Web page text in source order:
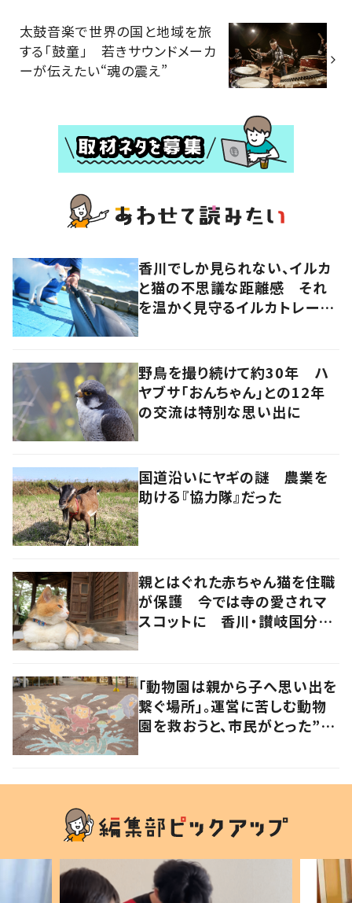
太鼓音楽で世界の国と地域を旅
する「鼓童」 若きサウンドメーカ
ーが伝えたい“魂の震え”
香川でしか見られない、イルカ
と猫の不思議な距離感 それ
を温かく見守るイルカトレーナ
野鳥を撮り続けて約30年 ハ
ヤブサ「おんちゃん」との12年
の交流は特別な思い出に
国道沿いにヤギの謎 農業を
助ける『協力隊』だった
親とはぐれた赤ちゃん猫を住職
が保護 今では寺の愛されマ
スコットに 香川・讃岐国分寺
「動物園は親から子へ思い出を
繋ぐ場所」。運営に苦しむ動物
園を救おうと、市民がとった”あ